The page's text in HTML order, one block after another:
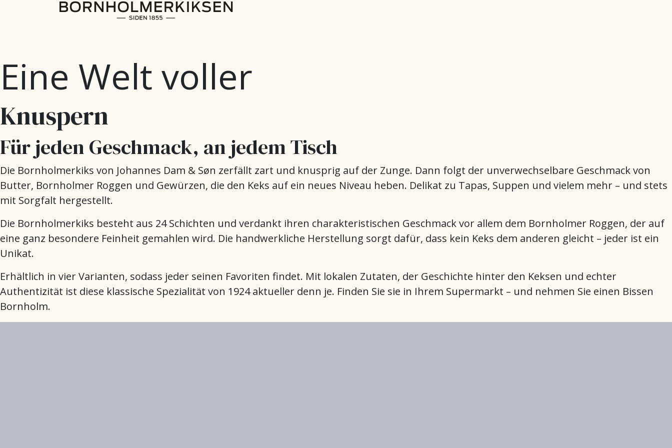
Eine Welt voller
Knuspern
Für jeden Geschmack, an jedem Tisch
Die Bornholmerkiks von Johannes Dam & Søn zerfällt zart und knusprig auf der Zunge. Dann folgt der unverwechselbare Geschmack von
Butter, Bornholmer Roggen und Gewürzen, die den Keks auf ein neues Niveau heben. Delikat zu Tapas, Suppen und vielem mehr – und stets
mit Sorgfalt hergestellt.
Die Bornholmerkiks besteht aus 24 Schichten und verdankt ihren charakteristischen Geschmack vor allem dem Bornholmer Roggen, der auf
eine ganz besondere Feinheit gemahlen wird. Die handwerkliche Herstellung sorgt dafür, dass kein Keks dem anderen gleicht – jeder ist ein
Unikat.
Erhältlich in vier Varianten, sodass jeder seinen Favoriten findet. Mit lokalen Zutaten, der Geschichte hinter den Keksen und echter
Authentizität ist diese klassische Spezialität von 1924 aktueller denn je. Finden Sie sie in Ihrem Supermarkt – und nehmen Sie einen Bissen
Bornholm.